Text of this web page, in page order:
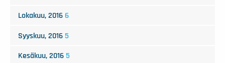
Lokakuu, 2016 6
Syyskuu, 2016 5
Kesäkuu, 2016 5